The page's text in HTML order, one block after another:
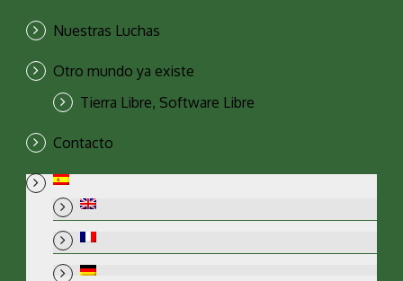
Nuestras Luchas
Otro mundo ya existe
Tierra Libre, Software Libre
Contacto